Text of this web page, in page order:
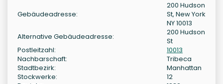
Gebäudeadresse:
200 Hudson
St, New York
NY 10013
Alternative Gebäudeadresse:
200 Hudson
St
Postleitzahl:
10013
Nachbarschaft:
Tribeca
Stadtbezirk:
Manhattan
Stockwerke:
12